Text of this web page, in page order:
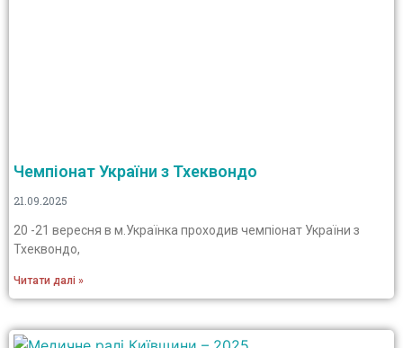
Чемпіонат України з Тхеквондо
21.09.2025
20 -21 вересня в м.Українка проходив чемпіонат України з
Тхеквондо,
Читати далі »